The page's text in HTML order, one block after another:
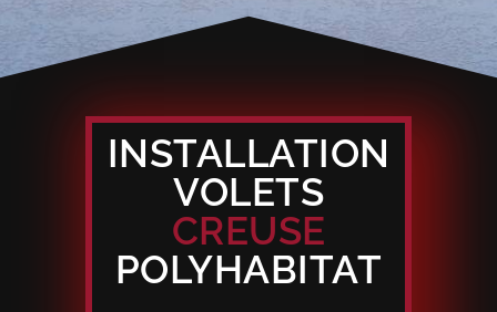
INSTALLATION
VOLETS
CREUSE
POLYHABITAT